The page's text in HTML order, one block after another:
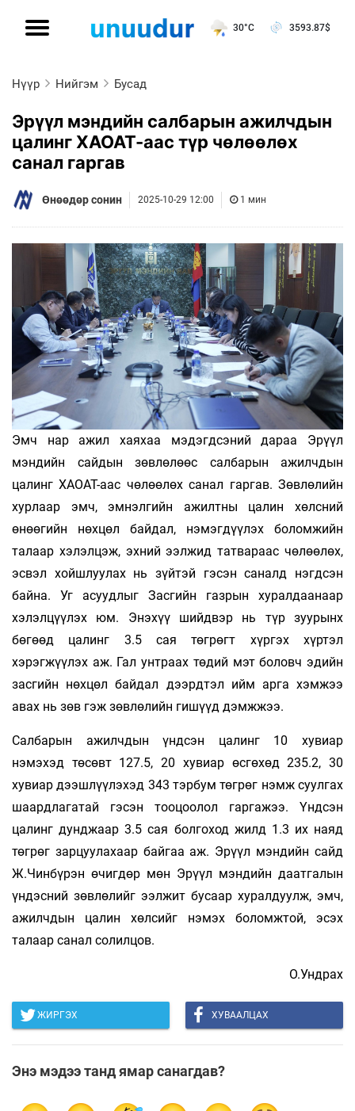
30°C 3593.87$
Нүүр Нийгэм Бусад
Эрүүл мэндийн салбарын ажилчдын
цалинг ХАОАТ-аас түр чөлөөлөх
санал гаргав
Өнөөдөр сонин 2025-10-29 12:00 1 мин
Эмч нар ажил хаяхаа мэдэгдсэний дараа Эрүүл
мэндийн сайдын зөвлөлөөс салбарын ажилчдын
цалинг ХАОАТ-аас чөлөөлөх санал гаргав. Зөвлөлийн
хурлаар эмч, эмнэлгийн ажилтны цалин хөлсний
өнөөгийн нөхцөл байдал, нэмэгдүүлэх боломжийн
талаар хэлэлцэж, эхний ээлжид татвараас чөлөөлөх,
эсвэл хойшлуулах нь зүйтэй гэсэн саналд нэгдсэн
байна. Уг асуудлыг Засгийн газрын хуралдаанаар
хэлэлцүүлэх юм. Энэхүү шийдвэр нь түр зуурынх
бөгөөд цалинг 3.5 сая төгрөгт хүргэх хүртэл
хэрэгжүүлэх аж. Гал унтраах төдий мэт боловч эдийн
засгийн нөхцөл байдал дээрдтэл ийм арга хэмжээ
авах нь зөв гэж зөвлөлийн гишүүд дэмжжээ.
Салбарын ажилчдын үндсэн цалинг 10 хувиар
нэмэхэд төсөвт 127.5, 20 хувиар өсгөхөд 235.2, 30
хувиар дээшлүүлэхэд 343 тэрбум төгрөг нэмж суулгах
шаардлагатай гэсэн тооцоолол гаргажээ. Үндсэн
цалинг дунджаар 3.5 сая болгоход жилд 1.3 их наяд
төгрөг зарцуулахаар байгаа аж. Эрүүл мэндийн сайд
Ж.Чинбүрэн өчигдөр мөн Эрүүл мэндийн даатгалын
үндэсний зөвлөлийг ээлжит бусаар хуралдуулж, эмч,
ажилчдын цалин хөлсийг нэмэх боломжтой, эсэх
талаар санал солилцов.
О.Ундрах
ЖИРГЭХ ХУВААЛЦАХ
Энэ мэдээ танд ямар санагдав?